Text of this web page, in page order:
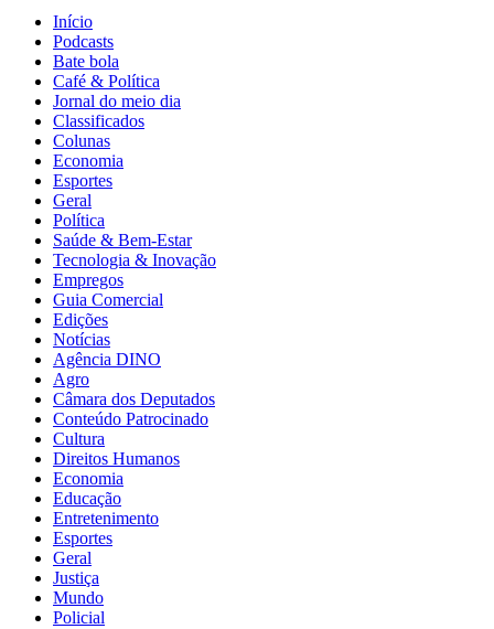
Início
Podcasts
Bate bola
Café & Política
Jornal do meio dia
Classificados
Colunas
Economia
Esportes
Geral
Política
Saúde & Bem-Estar
Tecnologia & Inovação
Empregos
Guia Comercial
Edições
Notícias
Agência DINO
Agro
Câmara dos Deputados
Conteúdo Patrocinado
Cultura
Direitos Humanos
Economia
Educação
Entretenimento
Esportes
Geral
Justiça
Mundo
Policial